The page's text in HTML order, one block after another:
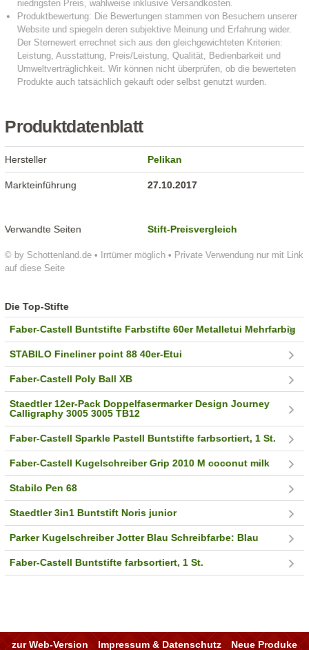
Produktdatenblatt
© by Schottenland.de • Irrtümer möglich • Private Verwendung nur mit Link
auf diese Seite
Hersteller Pelikan
Markteinführung 27.10.2017
Verwandte Seiten Stift-Preisvergleich
Die Top-Stifte
Faber-Castell Buntstifte Farbstifte 60er Metalletui Mehrfarbig
STABILO Fineliner point 88 40er-Etui
Faber-Castell Poly Ball XB
Staedtler 12er-Pack Doppelfasermarker Design Journey
Calligraphy 3005 3005 TB12
Faber-Castell Sparkle Pastell Buntstifte farbsortiert, 1 St.
Faber-Castell Kugelschreiber Grip 2010 M coconut milk
Stabilo Pen 68
Staedtler 3in1 Buntstift Noris junior
Parker Kugelschreiber Jotter Blau Schreibfarbe: Blau
Faber-Castell Buntstifte farbsortiert, 1 St.
zur Web-Version Impressum & Datenschutz Neue Produke